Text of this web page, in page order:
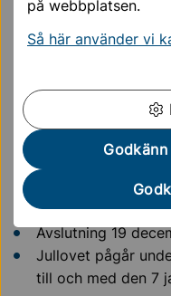
på webbplatsen.
Så här använder vi
Studiedagar
Gemensamma
Utöver dessa har
under läsåret som
Höstterminen
Skolstart 19 augusti
Höstlov (vecka
Avslutning 19
Jullovet pågår
till och med den 7